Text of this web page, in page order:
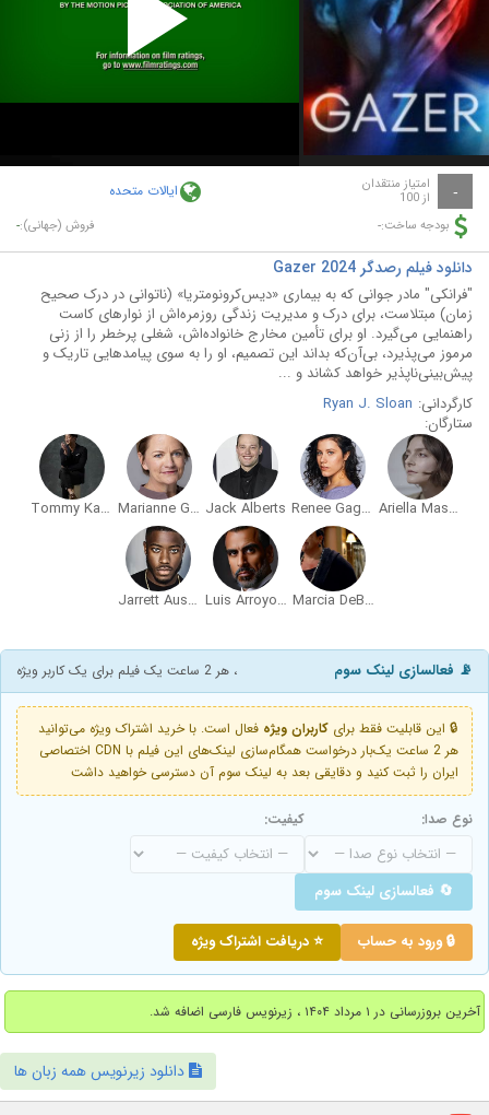
Play
Video
- امتیاز منتقدان
از 100 ایالات متحده
بودجه ساخت:- فروش (جهانی):-
دانلود فیلم رصدگر Gazer 2024
"فرانکی" مادر جوانی که به بیماری «دیس‌کرونومتریا» (ناتوانی در درک صحیح
زمان) مبتلاست، برای درک و مدیریت زندگی روزمره‌اش از نوارهای کاست
راهنمایی می‌گیرد. او برای تأمین مخارج خانواده‌اش، شغلی پرخطر را از زنی
مرموز می‌پذیرد، بی‌آن‌که بداند این تصمیم، او را به سوی پیامدهایی تاریک و
پیش‌بینی‌ناپذیر خواهد کشاند و ...
کارگردانی: Ryan J. Sloan
ستارگان:
Ariella Mastroianni
Renee Gagner
Jack Alberts
Marianne Goodell
Tommy Kang
Marcia DeBonis
Luis Arroyo Jr.
Jarrett Austin Brown
📡 فعالسازی لینک سوم ، هر 2 ساعت یک فیلم برای یک کاربر ویژه
🔒 این قابلیت فقط برای کاربران ویژه فعال است. با خرید اشتراک ویژه می‌توانید
هر 2 ساعت یک‌بار درخواست همگام‌سازی لینک‌های این فیلم با CDN اختصاصی
ایران را ثبت کنید و دقایقی بعد به لینک سوم آن دسترسی خواهید داشت
نوع صدا: کیفیت:
🔄 فعالسازی لینک سوم
🔒 ورود به حساب ⭐ دریافت اشتراک ویژه
آخرین بروزرسانی در ۱ مرداد ۱۴۰۴ ، زیرنویس فارسی اضافه شد.
دانلود زیرنویس همه زبان ها